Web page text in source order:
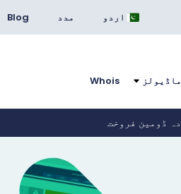
مدد Blog
Whois